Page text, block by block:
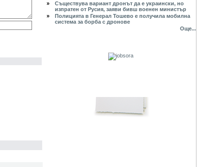
»
Съществува вариант дронът да е украински, но
изпратен от Русия, заяви бивш военен министър
»
Полицията в Генерал Тошево е получила мобилна
система за борба с дронове
Още...